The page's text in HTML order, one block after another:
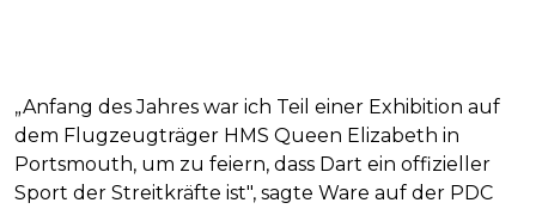
„Anfang des Jahres war ich Teil einer Exhibition auf
dem Flugzeugträger HMS Queen Elizabeth in
Portsmouth, um zu feiern, dass Dart ein offizieller
Sport der Streitkräfte ist", sagte Ware auf der PDC